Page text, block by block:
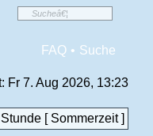
FAQ • Suche
Fr 7. Aug 2026, 13:23
[ Sommerzeit ]